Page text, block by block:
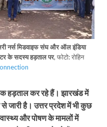
नर्स मिडवाइफ संघ और ऑल इंडिया
के सदस्‍य हड़ताल पर, फोटो: रोहिन
हड़ताल कर रहे हैं। झारखंड में
जारी है। उत्तर प्रदेश में भी कुछ
और पोषण के मामलों में